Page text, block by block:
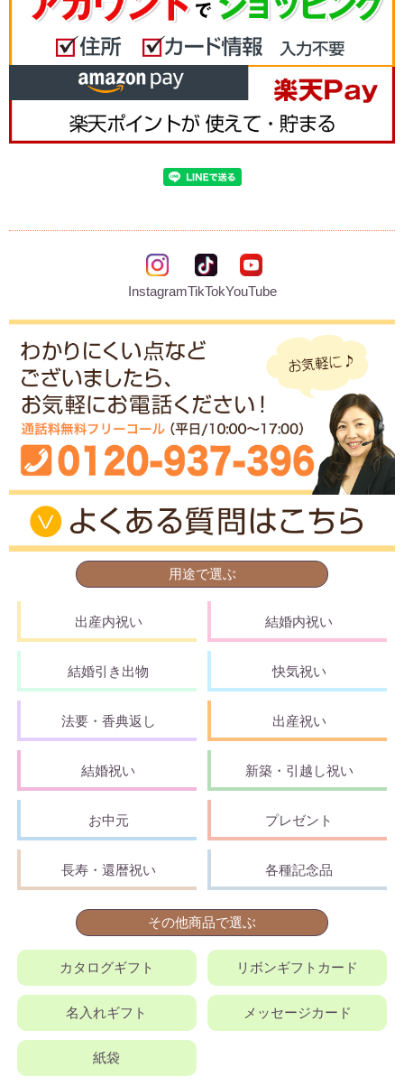
InstagramTikTokYouTube
用途で選ぶ
出産内祝い 結婚内祝い
結婚引き出物 快気祝い
法要・香典返し 出産祝い
結婚祝い 新築・引越し祝い
お中元 プレゼント
長寿・還暦祝い 各種記念品
その他商品で選ぶ
カタログギフト リボンギフトカード
名入れギフト メッセージカード
紙袋